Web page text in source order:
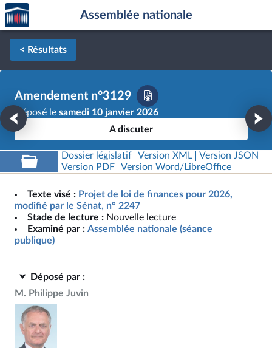
Aller au contenu
Aller en bas de la page
Accèder
à la
page
d'accueil
Assemblée nationale
< Résultats
Amendement n°3129
Déposé le samedi 10 janvier 2026
A discuter
Dossier législatif Version XML
Version JSON
Version PDF
Version Word/LibreOffice
Texte visé : Projet de loi de finances pour 2026,
modifié par le Sénat, n° 2247
Stade de lecture : Nouvelle lecture
Examiné par : Assemblée nationale (séance
publique)
Déposé par :
M. Philippe Juvin